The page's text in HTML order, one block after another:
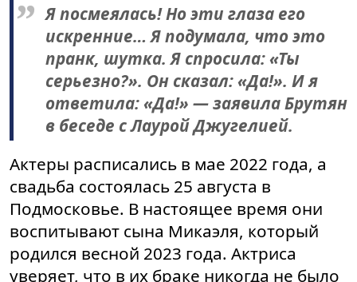
Я посмеялась! Но эти глаза его
искренние… Я подумала, что это
пранк, шутка. Я спросила: «Ты
серьезно?». Он сказал: «Да!». И я
ответила: «Да!» — заявила Брутян
в беседе с Лаурой Джугелией.
Актеры расписались в мае 2022 года, а
свадьба состоялась 25 августа в
Подмосковье. В настоящее время они
воспитывают сына Микаэля, который
родился весной 2023 года. Актриса
уверяет, что в их браке никогда не было